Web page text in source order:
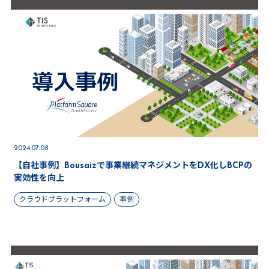
2024.07.08
【自社事例】Bousaizで事業継続マネジメントをDX化しBCPの
実効性を向上
クラウドプラットフォーム 事例